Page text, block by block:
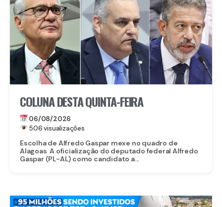
COLUNA DESTA QUINTA-FEIRA
06/08/2026
506 visualizações
Escolha de Alfredo Gaspar mexe no quadro de
Alagoas A oficialização do deputado federal Alfredo
Gaspar (PL-AL) como candidato a...